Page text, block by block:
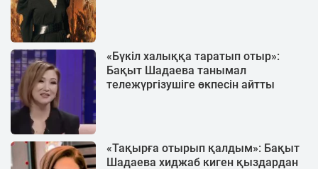
«Бүкіл халыққа таратып отыр»:
Бақыт Шадаева танымал
тележүргізушіге өкпесін айтты
«Тақырға отырып қалдым»: Бақыт
Шадаева хиджаб киген қыздардан